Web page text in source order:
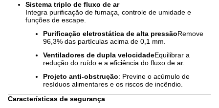
Sistema triplo de fluxo de ar
Integra purificação de fumaça, controle de umidade e
funções de escape.
Purificação eletrostática de alta pressãoRemove
96,3% das partículas acima de 0,1 mm.
Ventiladores de dupla velocidadeEquilibrar a
redução do ruído e a eficiência do fluxo de ar.
Projeto anti-obstrução: Previne o acúmulo de
resíduos alimentares e os riscos de incêndio.
Características de segurança